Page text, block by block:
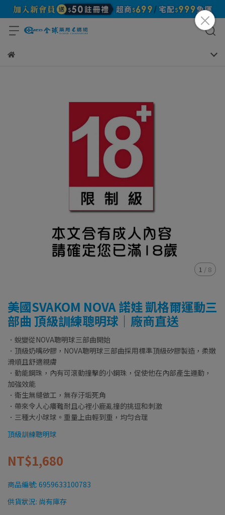
1 / 8
美國SVAKOM NOVA 諾娃 凱格爾運動三
部曲 頂級訓練聰明球｜廠商直送
．蛻變從NOVA聰明球三部曲開始
．頂級奶嘴矽膠，NOVA聰明球三部曲採用標準頂級矽膠製造，柔嫩
滑順且舒適親膚
．動能鋼珠，內有可滾動撞擊的小鋼珠，促使他在內部產生運動，
加強效能
．衛生無縫做工，無存汙垢死角
．帶來令人心癢難耐且心裡小鹿亂撞的挑逗和刺激
．三種大小球球。重量上由輕到重，均勻合理
頂級訓練聰明球
NT$1,680
商品編號: 6959633100783
供貨狀況: 尚有庫存